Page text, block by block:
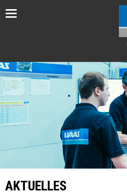
Toggle
AKTUELLES